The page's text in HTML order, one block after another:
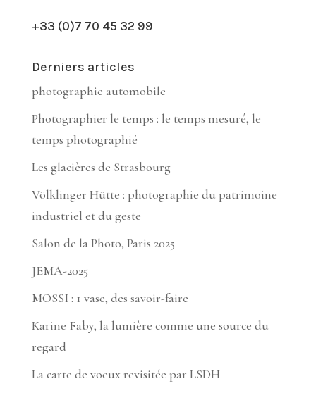
+33 (0)7 70 45 32 99
Derniers articles
photographie automobile
Photographier le temps : le temps mesuré, le
temps photographié
Les glacières de Strasbourg
Völklinger Hütte : photographie du patrimoine
industriel et du geste
Salon de la Photo, Paris 2025
JEMA-2025
MOSSI : 1 vase, des savoir-faire
Karine Faby, la lumière comme une source du
regard
La carte de voeux revisitée par LSDH